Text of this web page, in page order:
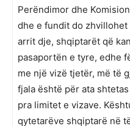
Perëndimor dhe
dhe e fundit do zhvillohet
arrit dje, shqiptarët që
pasaportën e tyre, edhe
me një vizë tjetër, më të
fjala është për ata
pra limitet e vizave.
qytetarëve shqiptarë në